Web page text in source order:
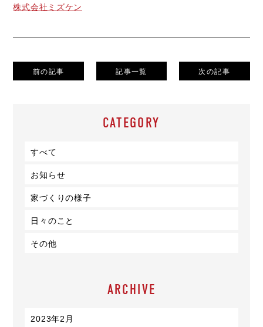
株式会社ミズケン
前の記事 記事一覧 次の記事
CATEGORY
すべて
お知らせ
家づくりの様子
日々のこと
その他
ARCHIVE
2023年2月